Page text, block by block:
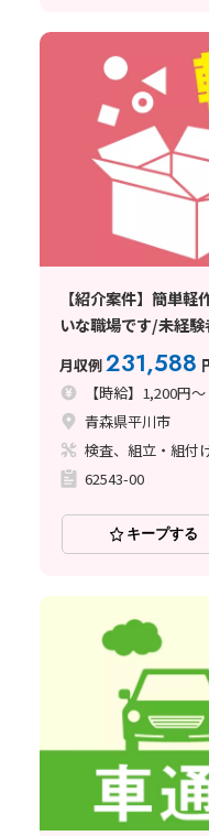
【紹介案件】簡単
いな職場です/未経
月収例231,588
【時給】1,200円～
青森県平川市
検査、組立・組付
62543-00
キープする